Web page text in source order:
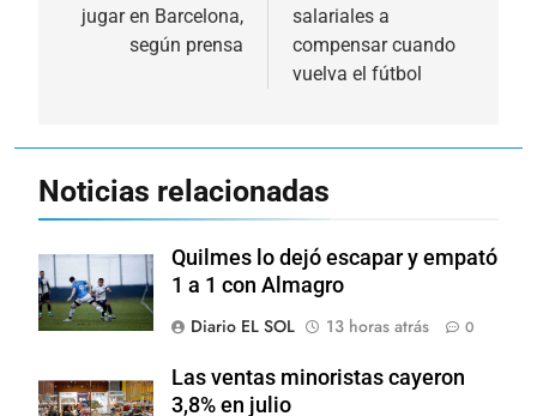
jugar en Barcelona,
según prensa
salariales a
compensar cuando
vuelva el fútbol
Noticias relacionadas
Quilmes lo dejó escapar y empató
1 a 1 con Almagro
Diario EL SOL
13 horas atrás 0
Las ventas minoristas cayeron
3,8% en julio